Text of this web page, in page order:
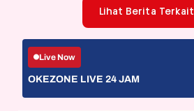
Lihat Berita Terkait
Live Now
OKEZONE LIVE 24 JAM